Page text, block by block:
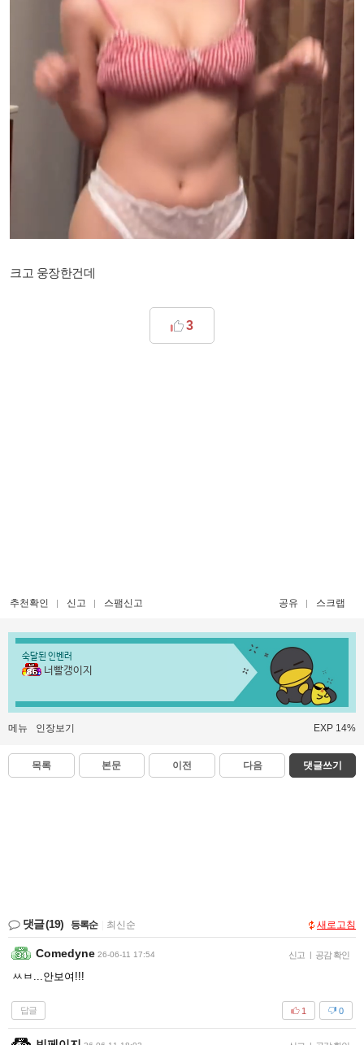
크고 웅장한건데
3
추천확인 신고 스팸신고 공유 스크랩
숙달된 인벤러
너빨갱이지
메뉴 인장보기 EXP 14%
목록 본문 이전 다음 댓글쓰기
댓글(19) 등록순 최신순 새로고침
Comedyne 26-06-11 17:54 신고 | 공감 확인
ㅆㅂ...안보여!!!
답글 0
1